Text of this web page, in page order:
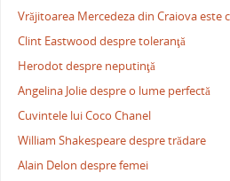
Vrăjitoarea Mercedeza din Craiova este
Clint Eastwood despre toleranţă
Herodot despre neputinţă
Angelina Jolie despre o lume perfectă
Cuvintele lui Coco Chanel
William Shakespeare despre trădare
Alain Delon despre femei